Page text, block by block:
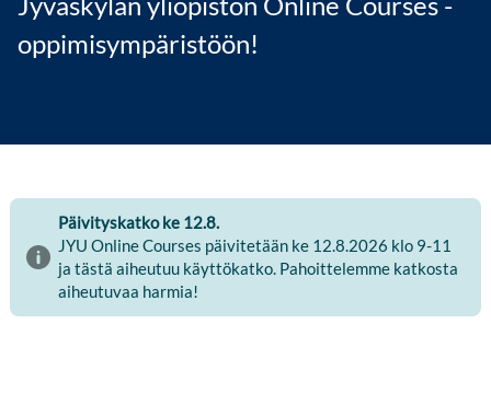
oppimisympäristöön!
Pääsisältölohkot
Päivityskatko ke 12.8.
JYU Online Courses päivitetään ke 12.8.2026 klo 9-11
ja tästä aiheutuu käyttökatko. Pahoittelemme katkosta
aiheutuvaa harmia!